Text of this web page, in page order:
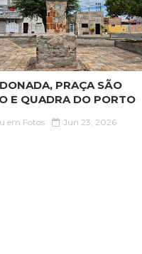
PRAÇA SÃO
E QUADRA DO PORTO
em Fotos Jun 23, 2026